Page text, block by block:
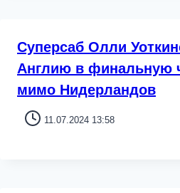
Суперсаб Олли
Англию в финальную
мимо Нидерландов
11.07.2024 13:58